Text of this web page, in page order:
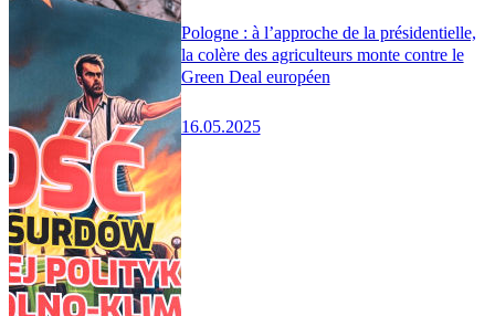
Pologne : à l’approche de la présidentielle,
la colère des agriculteurs monte contre le
Green Deal européen
16.05.2025